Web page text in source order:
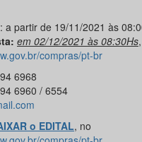
a partir de 19/11/2021 às
em 02/12/2021 às 08:30Hs
compras/pt-br
6968
6960 / 6554
o EDITAL, no